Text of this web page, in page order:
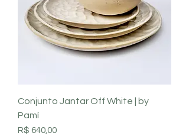
Conjunto Jantar Off White | by
Pamí
Preço
R$ 640,00